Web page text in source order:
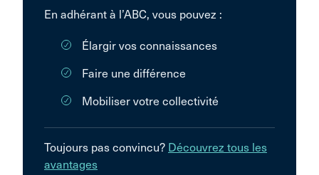
En adhérant à l’ABC, vous pouvez :
Élargir vos connaissances
Faire une différence
Mobiliser votre collectivité
Toujours pas convincu? Découvrez tous les
avantages